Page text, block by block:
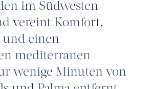
im Südwesten
vereint Komfort,
und einen
mediterranen
wenige Minuten von